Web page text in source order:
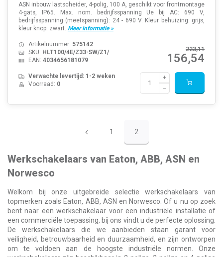
ASN inbouw lastscheider, 4-polig, 100 A, geschikt voor frontmontage
4-gats, IP65. Max. nom. bedrijfsspanning Ue bij AC: 690 V,
bedrijfsspanning (meetspanning): 24 - 690 V. Kleur behuizing: grijs,
kleur knop: zwart. Meer informatie »
223,11
156,54
Artikelnummer: 575142
SKU: HLT100/4E/Z33-SW/Z1/
EAN: 4034656181079
Verwachte levertijd: 1-2 weken
Voorraad: 0
1 2
Werkschakelaars van Eaton, ABB, ASN en
Norwesco
Welkom bij onze uitgebreide selectie werkschakelaars van
topmerken zoals Eaton, ABB, ASN en Norwesco. Of u nu op zoek
bent naar een werkschakelaar voor een industriële installatie of
een commerciële toepassing, bij ons vindt u de perfecte oplossing.
De werkschakelaars die we aanbieden staan garant voor
veiligheid, betrouwbaarheid en duurzaamheid, en zijn ontworpen
om te voldoen aan de hoogste industriële normen. Onze